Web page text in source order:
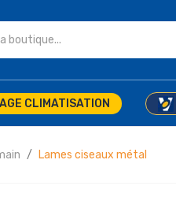
CLIMATISATION
Lames ciseaux métal